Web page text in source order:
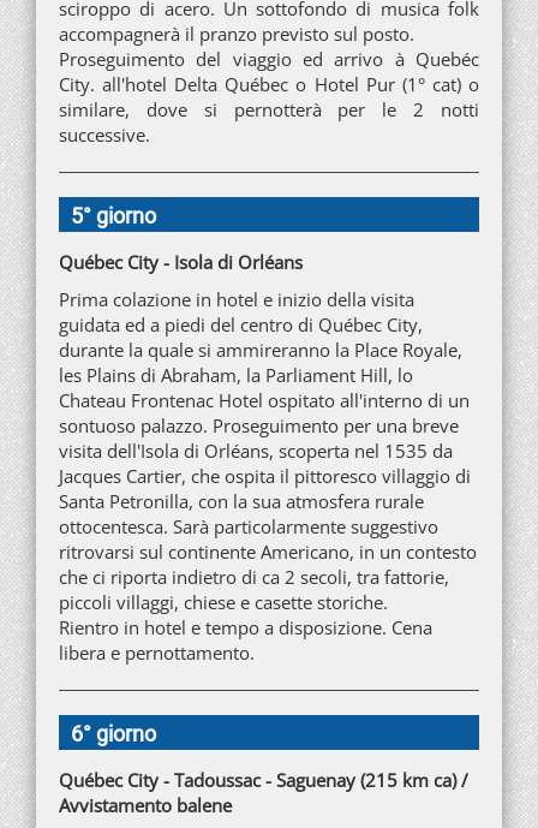
sciroppo di acero. Un sottofondo di musica folk
accompagnerà il pranzo previsto sul posto.
Proseguimento del viaggio ed arrivo à Quebéc
City. all'hotel Delta Québec o Hotel Pur (1° cat) o
similare, dove si pernotterà per le 2 notti
successive.
5° giorno
Québec City - Isola di Orléans
Prima colazione in hotel e inizio della visita
guidata ed a piedi del centro di Québec City,
durante la quale si ammireranno la Place Royale,
les Plains di Abraham, la Parliament Hill, lo
Chateau Frontenac Hotel ospitato all'interno di un
sontuoso palazzo. Proseguimento per una breve
visita dell'Isola di Orléans, scoperta nel 1535 da
Jacques Cartier, che ospita il pittoresco villaggio di
Santa Petronilla, con la sua atmosfera rurale
ottocentesca. Sarà particolarmente suggestivo
ritrovarsi sul continente Americano, in un contesto
che ci riporta indietro di ca 2 secoli, tra fattorie,
piccoli villaggi, chiese e casette storiche.
Rientro in hotel e tempo a disposizione. Cena
libera e pernottamento.
6° giorno
Québec City - Tadoussac - Saguenay (215 km ca) /
Avvistamento balene